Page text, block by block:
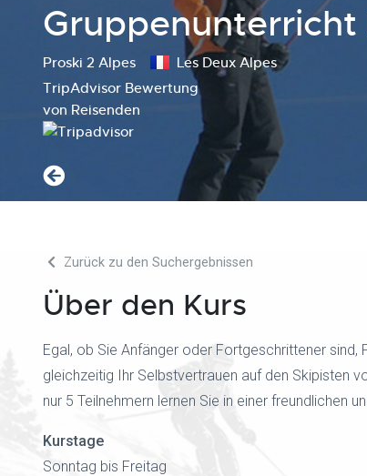
Gruppenunterricht
Proski 2 Alpes
Les Deux Alpes
TripAdvisor Bewertung
von Reisenden
Zurück zu den Suchergebnissen
Über den Kurs
Egal, ob Sie Anfänger oder Fortgeschrittener sind,
gleichzeitig Ihr Selbstvertrauen auf den Skipisten
nur 5 Teilnehmern lernen Sie in einer freundlichen
Kurstage
Sonntag bis Freitag